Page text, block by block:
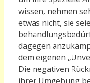
wissen, nehmen
etwas nicht, sie
dagegen
dem eigenen
Die negativen
ihrer Umgebung